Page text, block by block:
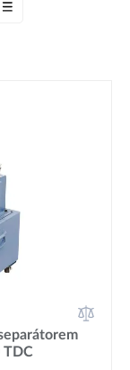
TDC